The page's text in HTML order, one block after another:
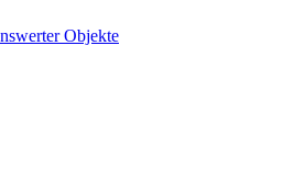
Objekte